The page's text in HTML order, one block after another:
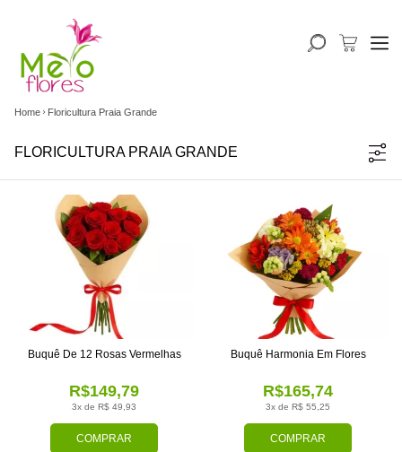
Home Floricultura Praia Grande
FLORICULTURA PRAIA GRANDE
COMPRAR
3x de R$ 49,93
R$149,79
Buquê De 12 Rosas Vermelhas
COMPRAR
3x de R$ 55,25
R$165,74
Buquê Harmonia Em Flores